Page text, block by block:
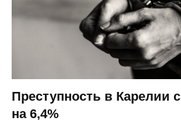
Преступность в Карелии
на 6,4%